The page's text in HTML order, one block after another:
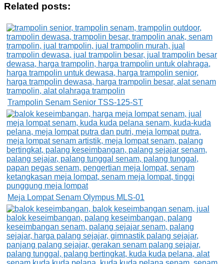
Related posts:
Trampolin Senam Senior TSS-125-ST
Meja Lompat Senam Olympus MLS-01